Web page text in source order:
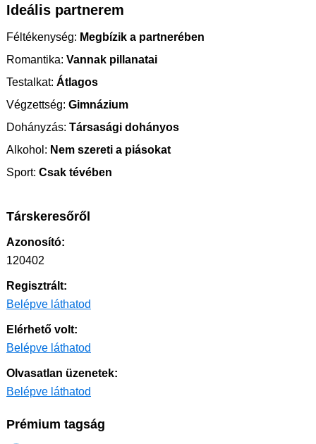
Ideális partnerem
Féltékenység: Megbízik a partnerében
Romantika: Vannak pillanatai
Testalkat: Átlagos
Végzettség: Gimnázium
Dohányzás: Társasági dohányos
Alkohol: Nem szereti a piásokat
Sport: Csak tévében
Társkeresőről
Azonosító:
120402
Regisztrált:
Belépve láthatod
Elérhető volt:
Belépve láthatod
Olvasatlan üzenetek:
Belépve láthatod
Prémium tagság